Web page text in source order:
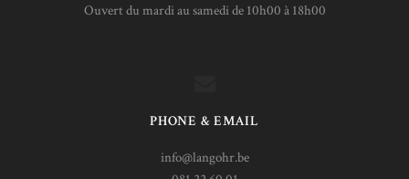
Ouvert du mardi au samedi de 10h00 à 18h00
PHONE & EMAIL
info@langohr.be